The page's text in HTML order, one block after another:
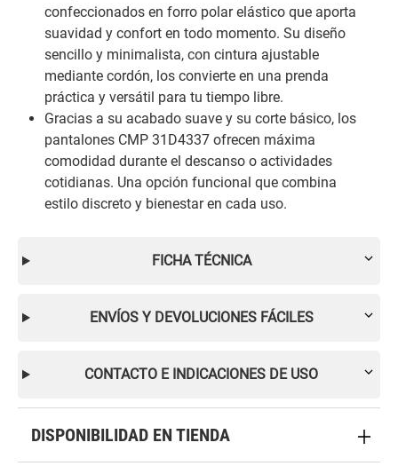
confeccionados en forro polar elástico que aporta
suavidad y confort en todo momento. Su diseño
sencillo y minimalista, con cintura ajustable
mediante cordón, los convierte en una prenda
práctica y versátil para tu tiempo libre.
Gracias a su acabado suave y su corte básico, los
pantalones CMP 31D4337 ofrecen máxima
comodidad durante el descanso o actividades
cotidianas. Una opción funcional que combina
estilo discreto y bienestar en cada uso.
FICHA TÉCNICA
ENVÍOS Y DEVOLUCIONES FÁCILES
CONTACTO E INDICACIONES DE USO
DISPONIBILIDAD EN TIENDA